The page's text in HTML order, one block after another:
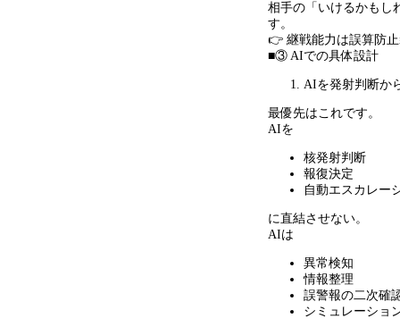
相手の「いけるかもし
す。
👉 継戦能力は誤算防
■③ AIでの具体設計
AIを発射判断か
最優先はこれです。
AIを
核発射判断
報復決定
自動エスカレー
に直結させない。
AIは
異常検知
情報整理
誤警報の二次確
シミュレーショ